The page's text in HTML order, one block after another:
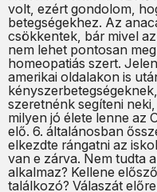
volt, ezért gondolom,
betegségekhez. Az
csökkentek, bár mivel
nem lehet pontosan
homeopatiás szert.
amerikai oldalakon is
szeretnénk segíteni
milyen jó élete lenne az
elő. 6. általánosban
elkezdte rángatni az
van e zárva. Nem tudta
alkalmaz? Kellene
találkozó? Válaszát